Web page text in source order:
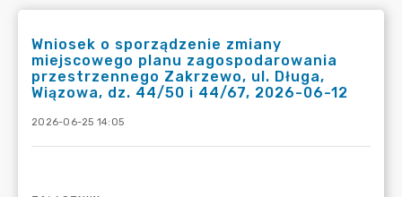
Wniosek o sporządzenie zmiany
miejscowego planu zagospodarowania
przestrzennego Zakrzewo, ul. Długa,
Wiązowa, dz. 44/50 i 44/67, 2026-06-12
2026-06-25 14:05